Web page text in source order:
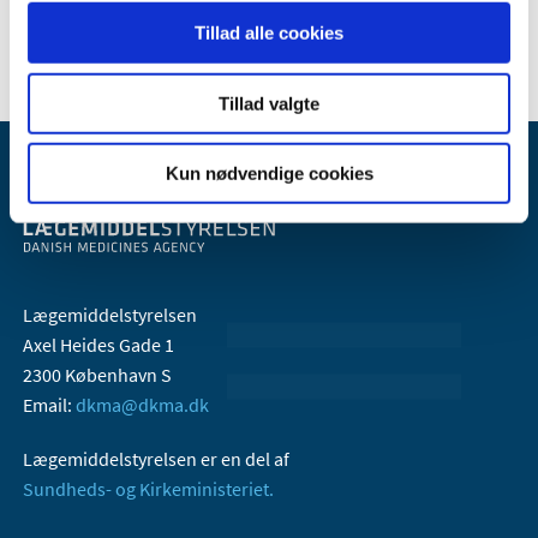
Tillad alle cookies
Tillad valgte
Kun nødvendige cookies
Lægemiddelstyrelsen
Axel Heides Gade 1
2300 København S
Email: dkma@dkma.dk
Lægemiddelstyrelsen er en del af
Sundheds- og Kirkeministeriet.